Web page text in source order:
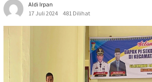
Aldi Irpan
17 Juli 2024
481 Dilihat